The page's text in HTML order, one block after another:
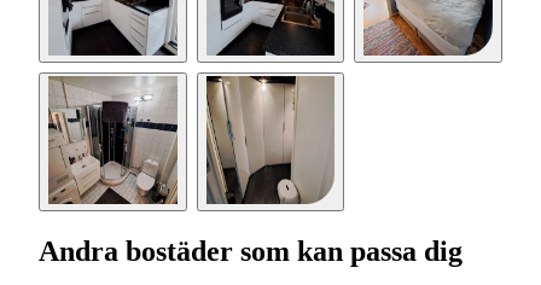
Andra bostäder som kan passa dig